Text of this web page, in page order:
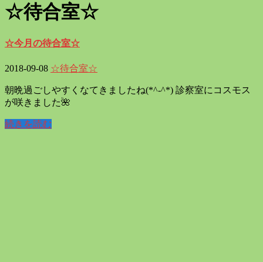
☆待合室☆
☆今月の待合室☆
2018-09-08 ☆待合室☆
朝晩過ごしやすくなてきましたね(*^-^*) 診察室にコスモス
が咲きました🌺
続きを読む